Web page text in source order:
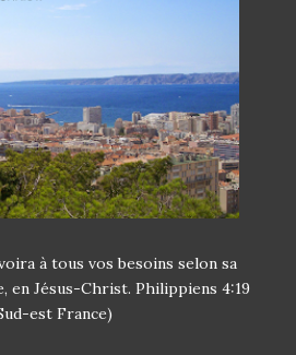
à tous vos besoins selon sa
en Jésus-Christ. Philippiens 4:19
est France)